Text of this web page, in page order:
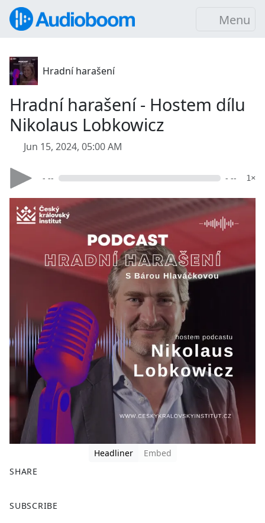
Menu
Hradní harašení
Hradní harašení - Hostem dílu
Nikolaus Lobkowicz
Jun 15, 2024, 05:00 AM
- -- - -- 1×
Headliner
Embed
SHARE
a
SUBSCRIBE